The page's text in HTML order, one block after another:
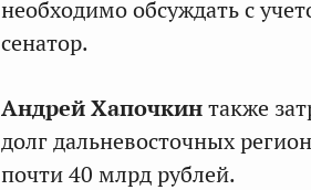
необходимо обсуждать с
сенатор.
Андрей Хапочкинтакже
долг дальневосточных
почти 40 млрд рублей.